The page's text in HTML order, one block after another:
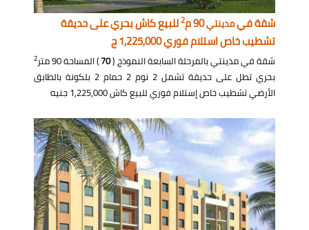
شقة فيمدينتي90 م 2للبيع كاش بحري على حديقة
تشطيب خاص استلام فوري 1,225,000 ج
شقة في مدينتي بالمرحلة السابعة النموذج (70) المساحة 90 متر 2
بحري تطل على حديقة تشمل 2 نوم 2 حمام 2 بلكونة بالطابق
الأرضي تشطيب خاص إستلام فوري للبيع كاش 1,225,000 جنيه